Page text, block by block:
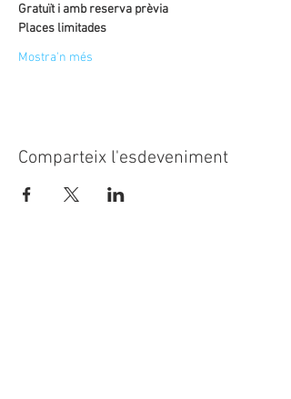
Gratuït i amb reserva prèvia
Places limitades
Mostra'n més
Comparteix l'esdeveniment